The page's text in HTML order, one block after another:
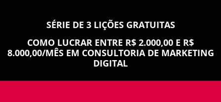
SÉRIE DE 3 LIÇÕES GRATUITAS
COMO LUCRAR ENTRE R$ 2.000,00 E R$
8.000,00/MÊS EM CONSULTORIA DE MARKETING
DIGITAL